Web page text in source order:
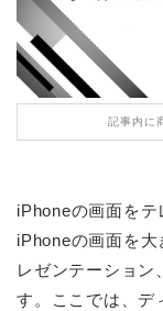
記事内に
iPhoneの画面を
iPhoneの画面を
レゼンテーション
す。ここでは、デ